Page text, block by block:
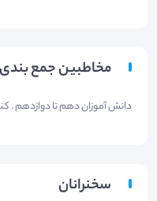
مخاطبین جمع
دانش آموزان دهم تا دوازدهم .
سخنرانان